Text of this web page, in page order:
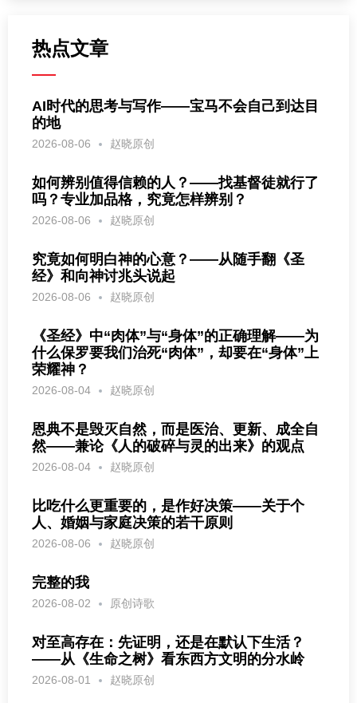
热点文章
AI时代的思考与写作——宝马不会自己到达目
的地
2026-08-06 赵晓原创
如何辨别值得信赖的人？——找基督徒就行了
吗？专业加品格，究竟怎样辨别？
2026-08-06 赵晓原创
究竟如何明白神的心意？——从随手翻《圣
经》和向神讨兆头说起
2026-08-06 赵晓原创
《圣经》中“肉体”与“身体”的正确理解——为
什么保罗要我们治死“肉体”，却要在“身体”上
荣耀神？
2026-08-04 赵晓原创
恩典不是毁灭自然，而是医治、更新、成全自
然——兼论《人的破碎与灵的出来》的观点
2026-08-04 赵晓原创
比吃什么更重要的，是作好决策——关于个
人、婚姻与家庭决策的若干原则
2026-08-06 赵晓原创
完整的我
2026-08-02 原创诗歌
对至高存在：先证明，还是在默认下生活？
——从《生命之树》看东西方文明的分水岭
2026-08-01 赵晓原创